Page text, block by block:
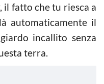
il fatto che tu riesca a
automaticamente il
incallito senza
terra.